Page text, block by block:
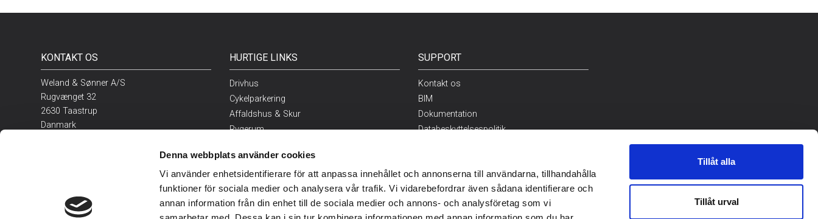
Denna webbplats använder cookies
Vi använder enhetsidentifierare för att anpassa innehållet och annonserna till användarna, tillhandahålla
funktioner för sociala medier och analysera vår trafik. Vi vidarebefordrar även sådana identifierare och
annan information från din enhet till de sociala medier och annons- och analysföretag som vi
Tillåt alla
Tillåt urval
KONTAKT OS
Weland & Sønner A/S
Rugvænget 32
2630 Taastrup
Danmark
HURTIGE LINKS
Drivhus
Cykelparkering
Affaldshus & Skur
Rygerum
Bilparkering
Udemøbler
SUPPORT
Kontakt os
BIM
Dokumentation
Databeskyttelsespolitik